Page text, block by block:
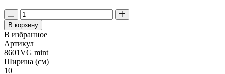
В корзину
В избранное
Артикул
8601VG mint
Ширина (см)
10